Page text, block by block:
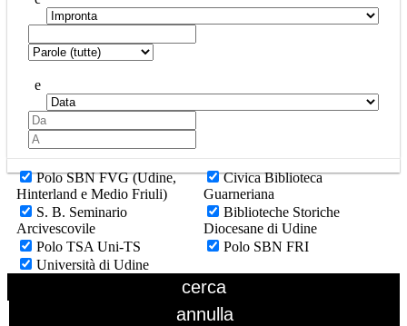
e
Polo SBN FVG (Udine,
Hinterland e Medio Friuli)
Civica Biblioteca
Guarneriana
S. B. Seminario
Arcivescovile
Biblioteche Storiche
Diocesane di Udine
Polo TSA Uni-TS
Polo SBN FRI
Università di Udine